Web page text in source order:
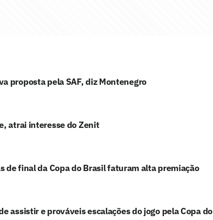
proposta pela SAF, diz Montenegro
atrai interesse do Zenit
de final da Copa do Brasil faturam alta premiação
assistir e prováveis escalações do jogo pela Copa do